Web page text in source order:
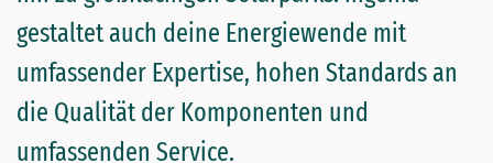
gestaltet auch deine Energiewende mit
umfassender Expertise, hohen Standards an
die Qualität der Komponenten und
umfassenden Service.